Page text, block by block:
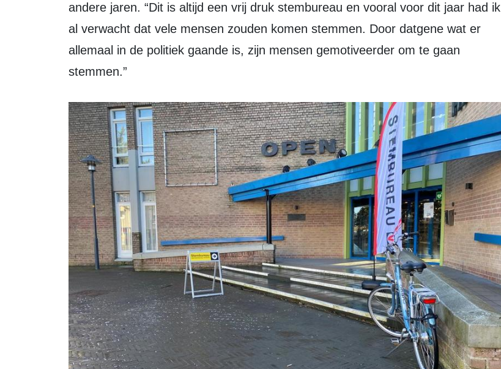
andere jaren. “Dit is altijd een vrij druk stembureau en vooral voor dit jaar had ik
al verwacht dat vele mensen zouden komen stemmen. Door datgene wat er
allemaal in de politiek gaande is, zijn mensen gemotiveerder om te gaan
stemmen.”